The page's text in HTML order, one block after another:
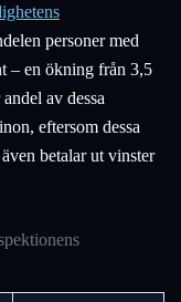
personer med
– en ökning från 3,5
av dessa
eftersom dessa
betalar ut vinster